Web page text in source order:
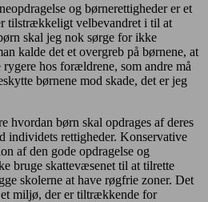
og børnerettigheder er et
tilstrækkeligt velbevandret i til at
skal jeg nok sørge for ikke
kalde det et overgreb på børnene, at
hos forældrene, som andre må
børnene mod skade, det er jeg
hvordan børn skal opdrages af deres
individets rettigheder. Konservative
af den gode opdragelse og
bruge skattevæsenet til at tilrette
skolerne at have røgfrie zoner. Det
et miljø, der er tiltrækkende for